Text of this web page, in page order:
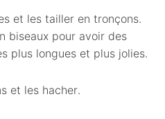
et les tailler en tronçons.
biseaux pour avoir des
plus longues et plus jolies.
et les hacher.